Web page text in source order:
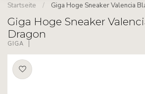
Startseite / Giga Hoge Sneaker Valencia
Giga Hoge Sneaker
Dragon
GIGA